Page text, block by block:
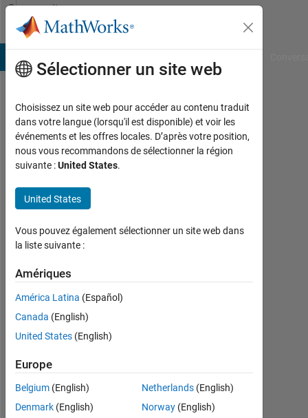
Passer au contenu
Community
Profile
Hanumanth
Hanumantharayappa
Last
seen:
environ
un an il
|
Actif
depuis
2020
Followers:
Following:
Sélectionner un site web
Choisissez un site web pour accéder au contenu traduit
dans votre langue (lorsqu'il est disponible) et voir les
événements et les offres locales. D’après votre position,
nous vous recommandons de sélectionner la région
suivante :United States.
United States
Vous pouvez également sélectionner un site web dans
la liste suivante :
Amériques
América Latina (Español)
Canada (English)
United States (English)
Europe
Belgium (English)
Denmark (English)
Netherlands(English)
Norway(English)